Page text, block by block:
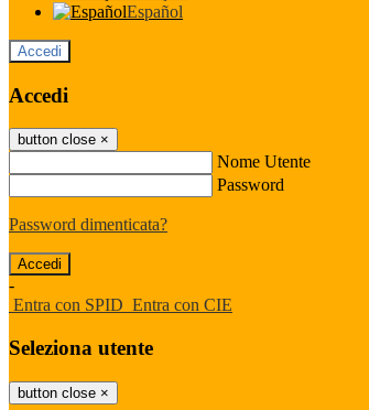
Español
Accedi
Accedi
button close ×
Nome Utente
Password
Password dimenticata?
-
Entra con SPID Entra con CIE
Seleziona utente
button close ×